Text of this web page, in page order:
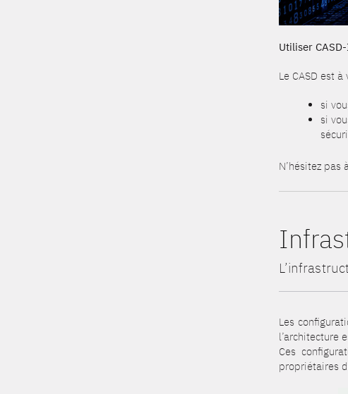
Utiliser
Le CASD est
si
si
N’hésitez pas
Les
l’architecture
Ces
propriétaires